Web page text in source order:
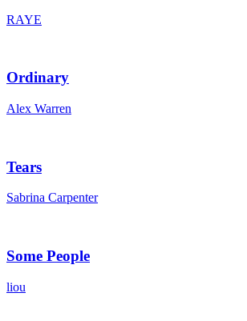
RAYE
Ordinary
Alex Warren
Tears
Sabrina Carpenter
Some People
liou